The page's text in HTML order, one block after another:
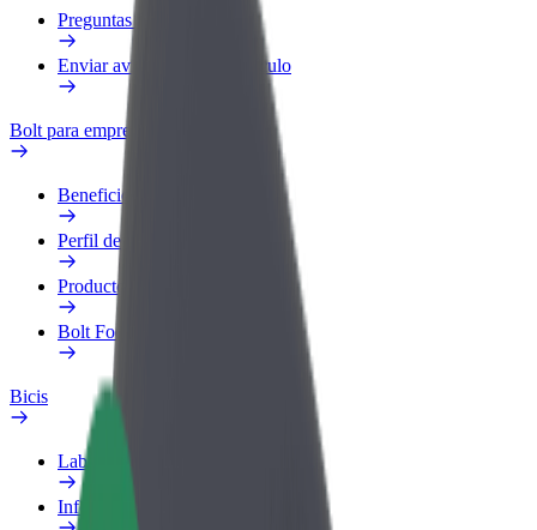
Preguntas frecuentes
Enviar aviso sobre un vehículo
Bolt para empresas
Beneficios
Perfil de trabajo
Productos
Bolt Food para empresas
Bicis
Laboratorio de seguridad
Informar de un problema